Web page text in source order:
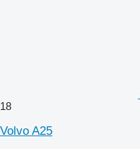
18
Volvo A25